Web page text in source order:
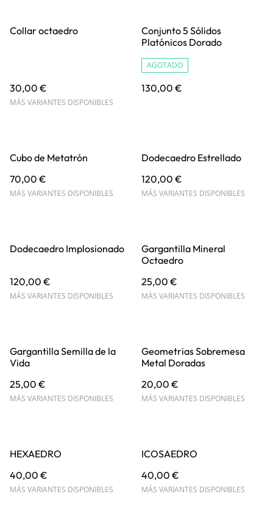
Collar octaedro
30,00 €
MÁS VARIANTES DISPONIBLES
Conjunto 5 Sólidos
Platónicos Dorado
AGOTADO
130,00 €
Cubo de Metatrón
70,00 €
MÁS VARIANTES DISPONIBLES
Dodecaedro Estrellado
120,00 €
MÁS VARIANTES DISPONIBLES
Dodecaedro Implosionado
120,00 €
MÁS VARIANTES DISPONIBLES
Gargantilla Mineral
Octaedro
25,00 €
MÁS VARIANTES DISPONIBLES
Gargantilla Semilla de la
Vida
25,00 €
MÁS VARIANTES DISPONIBLES
Geometrias Sobremesa
Metal Doradas
20,00 €
MÁS VARIANTES DISPONIBLES
HEXAEDRO
40,00 €
MÁS VARIANTES DISPONIBLES
ICOSAEDRO
40,00 €
MÁS VARIANTES DISPONIBLES